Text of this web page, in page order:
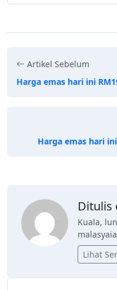
Artikel Sebelum
Harga emas hari ini
Harga emas hari
Ditulis
Kuala,
Lihat